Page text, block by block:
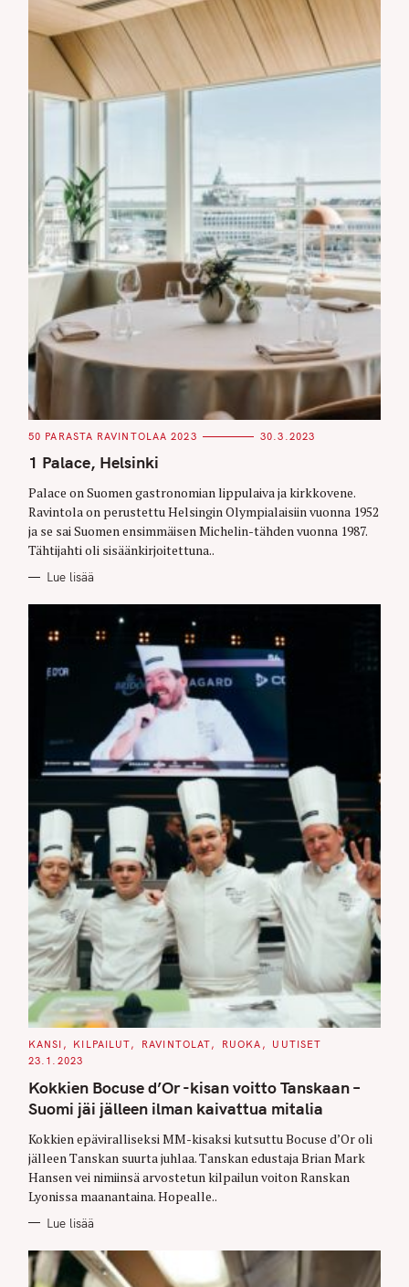
C
T
E
O
R
I
S
50 PARASTA RAVINTOLAA 2023 30.3.2023
1 Palace, Helsinki
Palace on Suomen gastronomian lippulaiva ja kirkkovene.
Ravintola on perustettu Helsingin Olympialaisiin vuonna 1952
ja se sai Suomen ensimmäisen Michelin-tähden vuonna 1987.
Tähtijahti oli sisäänkirjoitettuna..
Lue lisää
C
T
G
O
R
S
KANSI KILPAILUT RAVINTOLAT RUOKA
UUTISET
23.1.2023
Kokkien Bocuse d’Or -kisan voitto Tanskaan –
Suomi jäi jälleen ilman kaivattua mitalia
Kokkien epäviralliseksi MM-kisaksi kutsuttu Bocuse d’Or oli
jälleen Tanskan suurta juhlaa. Tanskan edustaja Brian Mark
Hansen vei nimiinsä arvostetun kilpailun voiton Ranskan
Lyonissa maanantaina. Hopealle..
Lue lisää